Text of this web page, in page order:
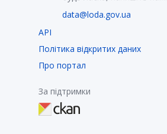
data@loda.gov.ua
API
Політика відкритих даних
Про портал
За підтримки